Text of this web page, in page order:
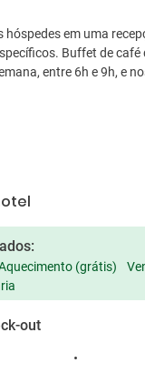
em uma
Buffet de
entre 6h e 9h, e
(grátis)
out